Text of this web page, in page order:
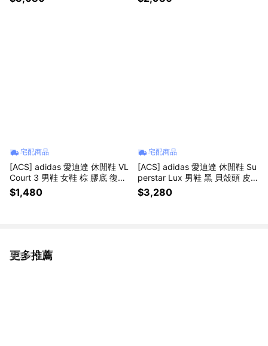
宅配商品
[ACS] adidas 愛迪達 休閒鞋 VL
Court 3 男鞋 女鞋 棕 膠底 復古
JP7536
$1,480
宅配商品
[ACS] adidas 愛迪達 休閒鞋 Su
perstar Lux 男鞋 黑 貝殼頭 皮
革 JQ4314
$3,280
更多推薦
看更多